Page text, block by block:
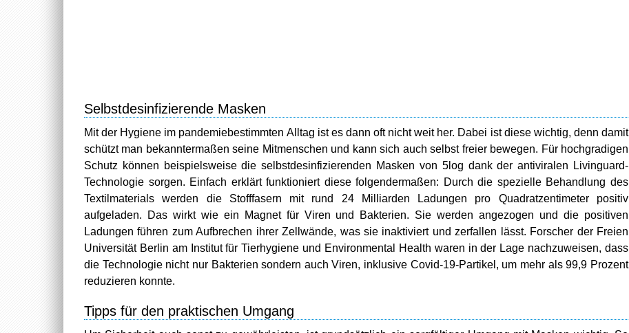
Selbstdesinfizierende Masken
Mit der Hygiene im pandemiebestimmten Alltag ist es dann oft nicht weit her. Dabei ist diese wichtig, denn damit
schützt man bekanntermaßen seine Mitmenschen und kann sich auch selbst freier bewegen. Für hochgradigen
Schutz können beispielsweise die selbstdesinfizierenden Masken von 5log dank der antiviralen Livinguard-
Technologie sorgen. Einfach erklärt funktioniert diese folgendermaßen: Durch die spezielle Behandlung des
Textilmaterials werden die Stofffasern mit rund 24 Milliarden Ladungen pro Quadratzentimeter positiv
aufgeladen. Das wirkt wie ein Magnet für Viren und Bakterien. Sie werden angezogen und die positiven
Ladungen führen zum Aufbrechen ihrer Zellwände, was sie inaktiviert und zerfallen lässt. Forscher der Freien
Universität Berlin am Institut für Tierhygiene und Environmental Health waren in der Lage nachzuweisen, dass
die Technologie nicht nur Bakterien sondern auch Viren, inklusive Covid-19-Partikel, um mehr als 99,9 Prozent
reduzieren konnte.
Tipps für den praktischen Umgang